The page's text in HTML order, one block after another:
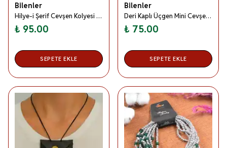
Bilenler
Hilye-i Şerif Cevşen Kolyesi – Metal Zincirli, Manevi Yazılı Metal Kolye Ucu, Takı ve Hediyelik Aksesuar
₺ 95.00
SEPETE EKLE
Bilenler
Deri Kaplı Üçgen Mini Cevşen – Boyuna Asmalık Siyah İpli, Mini Deri Kaplama Çantalı Manevi Dua Kolyesi
₺ 75.00
SEPETE EKLE